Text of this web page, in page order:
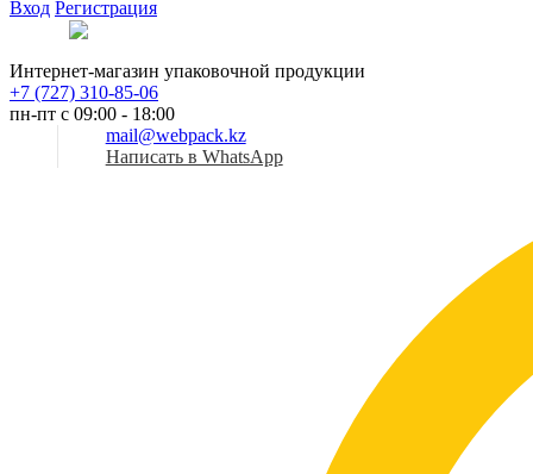
Вход Регистрация
Интернет-магазин упаковочной продукции
+7 (727) 310-85-06
пн-пт с 09:00 - 18:00
mail@webpack.kz
Написать в WhatsApp